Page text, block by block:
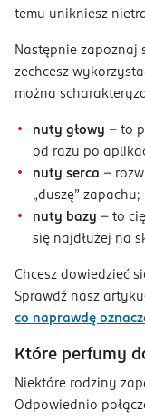
temu unikniesz
Następnie zapoznaj
zechcesz
można
nuty głowy – to
od razu po
nuty serca –
„duszę” zapachu;
nuty bazy – to
się najdłużej na
Chcesz dowiedzieć
Sprawdź nasz
co naprawdę
Które perfumy
Niektóre rodziny
Odpowiednio